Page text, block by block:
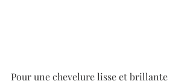
Pour une chevelure lisse et brillante